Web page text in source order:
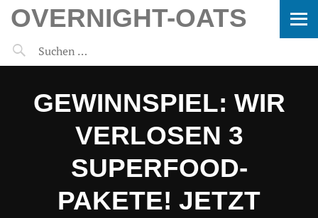
OVERNIGHT-OATS
GEWINNSPIEL: WIR
VERLOSEN 3
SUPERFOOD-
PAKETE! JETZT